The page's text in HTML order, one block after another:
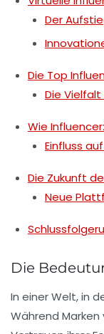
Der
Die Top
Die
Wie
Einfluss
Die Zukunft
Neue
Die
In einer Welt, in
Während